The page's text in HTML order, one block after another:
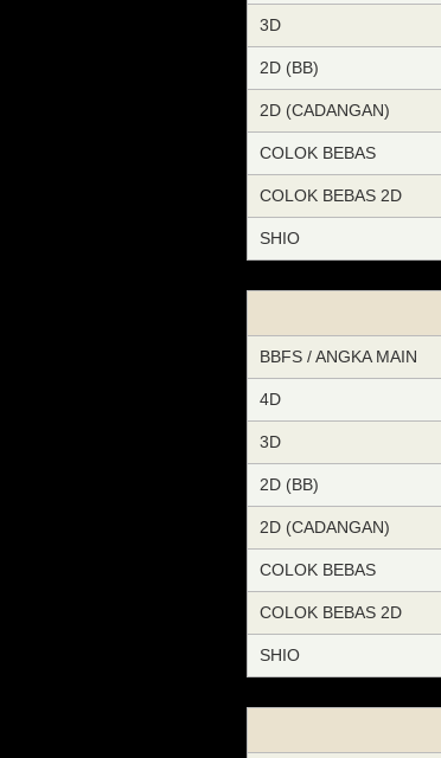
3D
2D (BB)
2D (CADANGAN)
COLOK BEBAS
COLOK BEBAS 2D
SHIO
BBFS / ANGKA MAIN
4D
3D
2D (BB)
2D (CADANGAN)
COLOK BEBAS
COLOK BEBAS 2D
SHIO